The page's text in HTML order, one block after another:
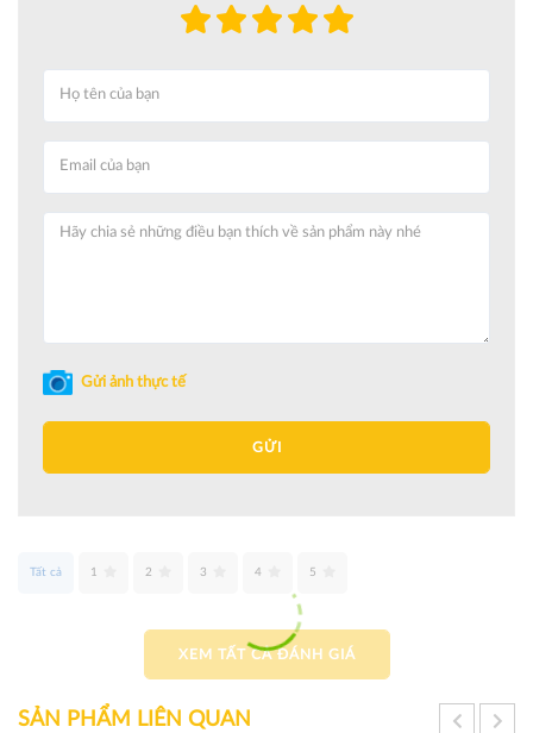
Gửi ảnh thực tế
GỬI
Tất cả 1 2 3 4 5
XEM TẤT CẢ ĐÁNH GIÁ
SẢN PHẨM LIÊN QUAN